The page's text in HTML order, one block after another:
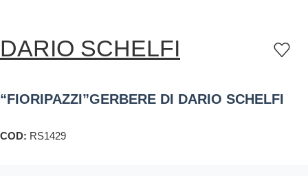
DARIO SCHELFI
“FIORIPAZZI”GERBERE DI DARIO SCHELFI
COD: RS1429